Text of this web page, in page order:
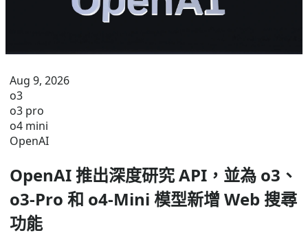
Aug 9, 2026
o3
o3 pro
o4 mini
OpenAI
OpenAI 推出深度研究 API，並為 o3、
o3-Pro 和 o4-Mini 模型新增 Web 搜尋
功能